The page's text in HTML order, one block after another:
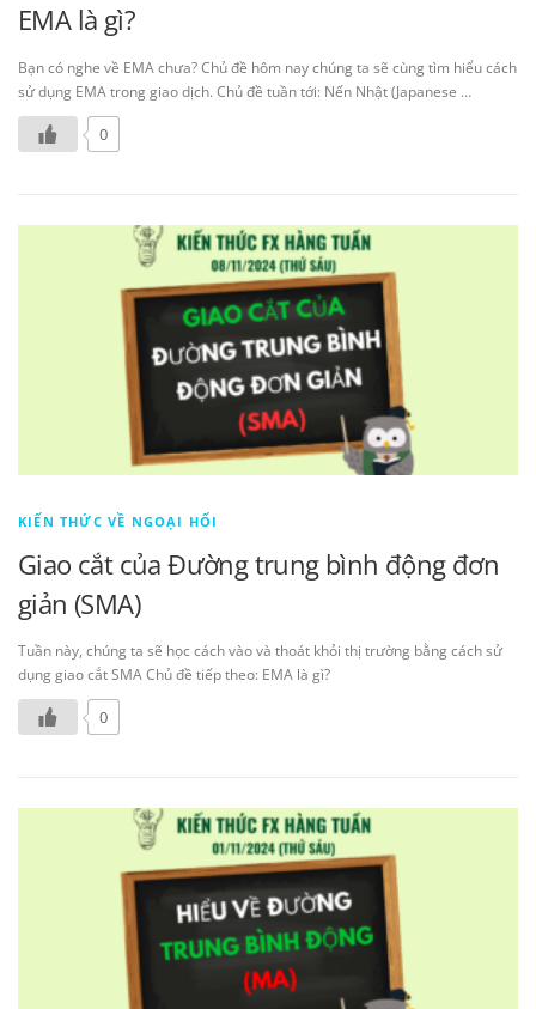
EMA là gì?
Bạn có nghe về EMA chưa? Chủ đề hôm nay chúng ta sẽ cùng tìm hiểu cách
sử dụng EMA trong giao dịch. Chủ đề tuần tới: Nến Nhật (Japanese …
0
KIẾN THỨC VỀ NGOẠI HỐI
Giao cắt của Đường trung bình động đơn
giản (SMA)
Tuần này, chúng ta sẽ học cách vào và thoát khỏi thị trường bằng cách sử
dụng giao cắt SMA Chủ đề tiếp theo: EMA là gì?
0